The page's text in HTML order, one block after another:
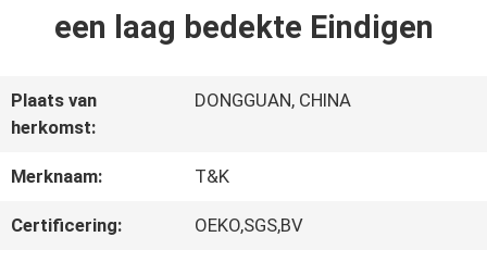
OVER
ONS
FABRIEKSREIS
een laag bedekte Eindigen
Plaats van
herkomst:
DONGGUAN, CHINA
Merknaam: T&K
Certificering: OEKO,SGS,BV